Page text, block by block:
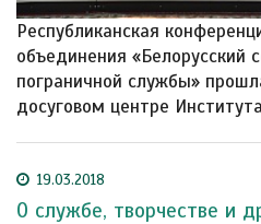
Республиканская
объединения «Белорусский
пограничной службы»
досуговом центре
19.03.2018
О службе, творчестве и